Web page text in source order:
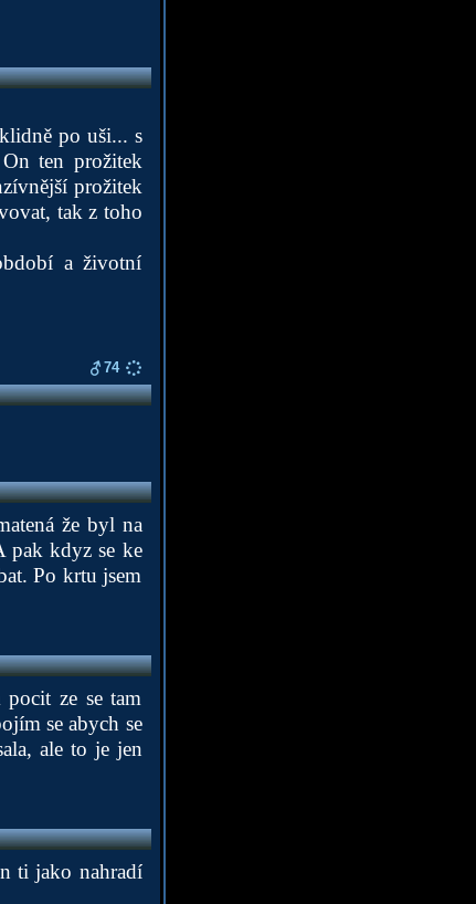
po uši... s
ten prožitek
prožitek
tak z toho
a životní
74
že byl na
pak kdyz se ke
Po krtu jsem
ze se tam
se abych se
ale to je jen
ti jako nahradí